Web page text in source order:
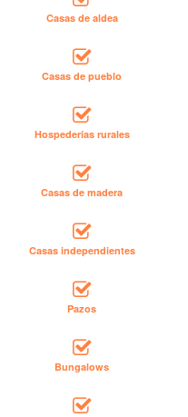
Casas de aldea
Casas de pueblo
Hospederías rurales
Casas de madera
Casas independientes
Pazos
Bungalows